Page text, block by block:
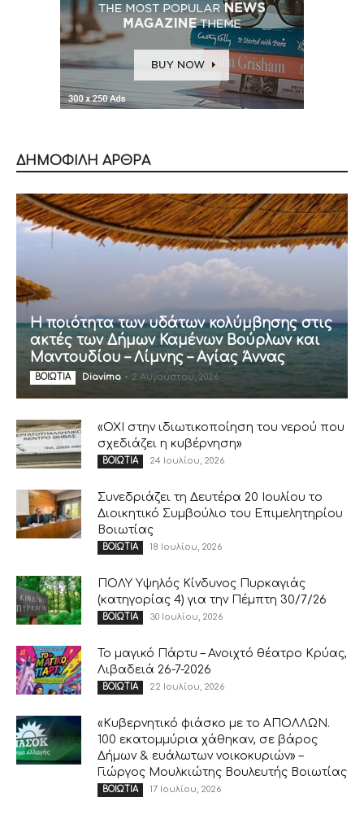
ΔΗΜΟΦΙΛΗ ΑΡΘΡΑ
Η ποιότητα των υδάτων κολύμβησης στις
ακτές των Δήμων Καμένων Βούρλων και
Μαντουδίου – Λίμνης – Αγίας Άννας
ΒΟΙΩΤΙΑ Diavima - 2 Αυγούστου, 2026
«ΟΧΙ στην ιδιωτικοποίηση του νερού που
σχεδιάζει η κυβέρνηση»
ΒΟΙΩΤΙΑ 24 Ιουλίου, 2026
Συνεδριάζει τη Δευτέρα 20 Ιουλίου το
Διοικητικό Συμβούλιο του Επιμελητηρίου
Βοιωτίας
ΒΟΙΩΤΙΑ 18 Ιουλίου, 2026
ΠΟΛΥ Υψηλός Κίνδυνος Πυρκαγιάς
(κατηγορίας 4) για την Πέμπτη 30/7/26
ΒΟΙΩΤΙΑ 30 Ιουλίου, 2026
Το μαγικό Πάρτυ – Ανοιχτό θέατρο Κρύας,
Λιβαδειά 26-7-2026
ΒΟΙΩΤΙΑ 22 Ιουλίου, 2026
«Κυβερνητικό φιάσκο με το ΑΠΟΛΛΩΝ.
100 εκατομμύρια χάθηκαν, σε βάρος
Δήμων & ευάλωτων νοικοκυριών» –
Γιώργος Μουλκιώτης Βουλευτής Βοιωτίας
ΒΟΙΩΤΙΑ 17 Ιουλίου, 2026